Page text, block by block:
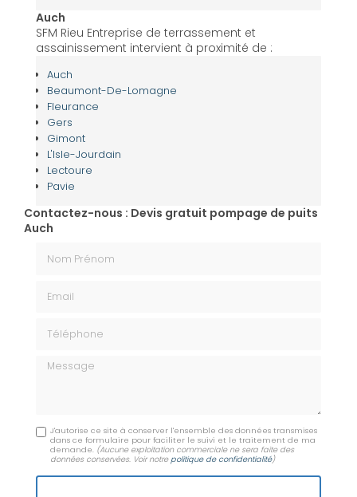
Auch
SFM Rieu Entreprise de terrassement et
assainissement intervient à proximité de :
Auch
Beaumont-De-Lomagne
Fleurance
Gers
Gimont
L'Isle-Jourdain
Lectoure
Pavie
Contactez-nous : Devis gratuit pompage de puits
Auch
Message
J'autorise ce site à conserver l'ensemble des données transmises
dans ce formulaire pour faciliter le suivi et le traitement de ma
demande. (Aucune exploitation commerciale ne sera faite des
données conservées. Voir notrepolitique de confidentialité)